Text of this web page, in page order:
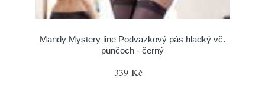
Mandy Mystery line Podvazkový pás hladký vč.
punčoch - černý
339 Kč